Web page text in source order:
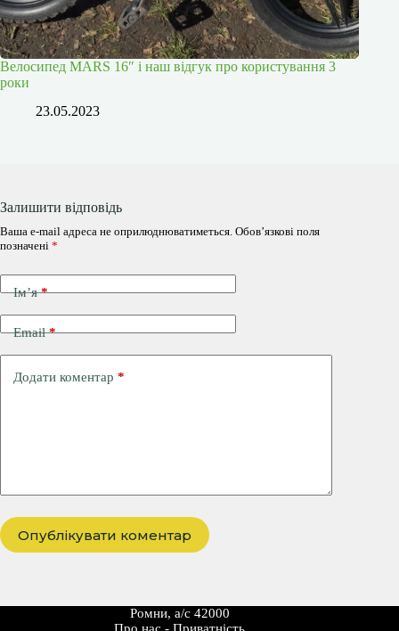
Велосипед MARS 16″ і наш відгук про користування 3
роки
23.05.2023
Залишити відповідь
Ваша e-mail адреса не оприлюднюватиметься. Обов’язкові поля
позначені *
Ім’я*
Email*
Додати коментар *
Опублікувати коментар
Ромни, а/с 42000